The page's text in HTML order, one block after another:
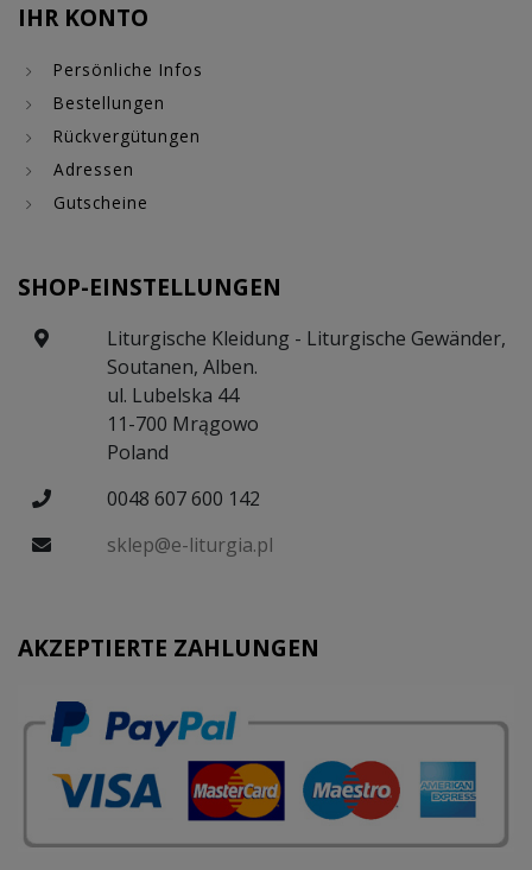
IHR KONTO
Persönliche Infos
Bestellungen
Rückvergütungen
Adressen
Gutscheine
SHOP-EINSTELLUNGEN
Liturgische Kleidung - Liturgische Gewänder,
Soutanen, Alben.
ul. Lubelska 44
11-700 Mrągowo
Poland
0048 607 600 142
sklep@e-liturgia.pl
AKZEPTIERTE ZAHLUNGEN